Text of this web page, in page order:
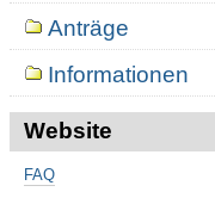
Anträge
Informationen
Website
FAQ